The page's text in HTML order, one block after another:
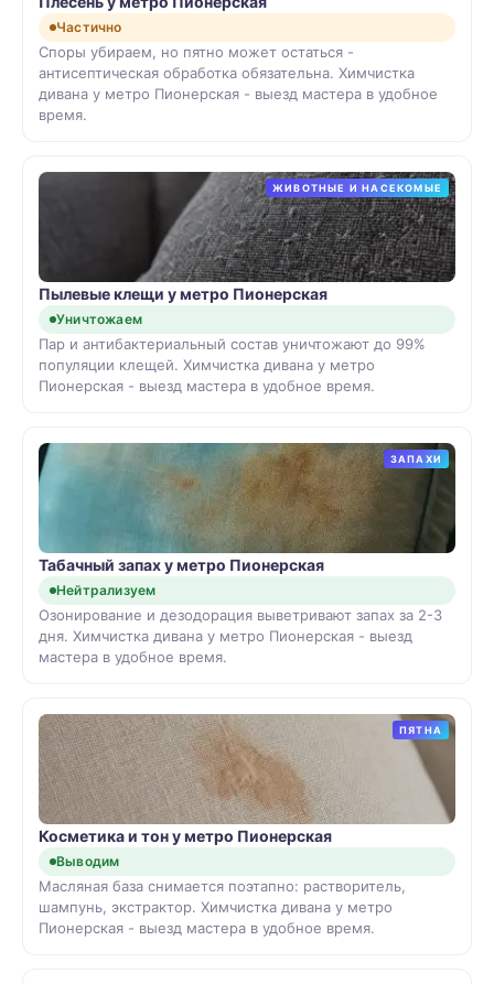
Частично
Споры убираем, но пятно может остаться -
антисептическая обработка обязательна. Химчистка
дивана у метро Пионерская - выезд мастера в удобное
время.
ЖИВОТНЫЕ И НАСЕКОМЫЕ
Пылевые клещи у метро Пионерская
Уничтожаем
Пар и антибактериальный состав уничтожают до 99%
популяции клещей. Химчистка дивана у метро
Пионерская - выезд мастера в удобное время.
ЗАПАХИ
Табачный запах у метро Пионерская
Нейтрализуем
Озонирование и дезодорация выветривают запах за 2-3
дня. Химчистка дивана у метро Пионерская - выезд
мастера в удобное время.
ПЯТНА
Косметика и тон у метро Пионерская
Выводим
Масляная база снимается поэтапно: растворитель,
шампунь, экстрактор. Химчистка дивана у метро
Пионерская - выезд мастера в удобное время.